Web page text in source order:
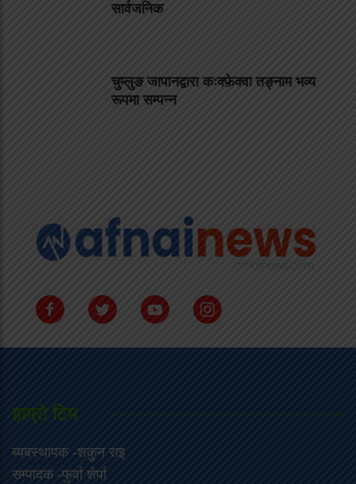
सार्वजनिक
चुम्लुङ जापानद्वारा कःक्फ़ेक्वा तङ्नाम भव्य
रूपमा सम्पन्न
हाम्राे टिम
ब्यबस्थापक -शकुन राइ
सम्पादक -फुर्वा शेर्पा